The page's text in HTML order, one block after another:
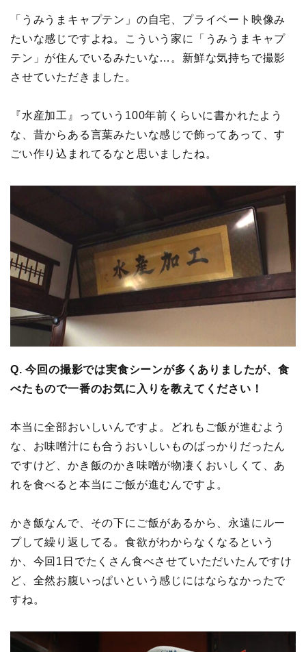
「うみうまキャプテン」の自宅、プライベート映像み
たいな感じですよね。こういう家に「うみうまキャプ
テン」が住んでいるみたいな…。新鮮な気持ちで撮影
させていただきました。
『水産加工』っていう100年前くらいに書かれたよう
な、昔からある言葉みたいな感じで飾ってあって、す
ごい作り込まれてるなと思いましたね。
Q. 今回の撮影では実食シーンが多くありましたが、食
べたもので一番のお気に入りを教えてください！
本当に全部おいしいんですよ。どれもご飯が進むよう
な、お味噌汁にも合うおいしいものばっかりだったん
ですけど、かき飯のかき味噌が物凄くおいしくて、あ
れを食べると本当にご飯が進むんですよ。
かき飯なんで、その下にご飯があるから、永遠にルー
プして繰り返してる。食欲がわからなくなるという
か、今回1日でたくさん食べさせていただいたんですけ
ど、全然お腹いっぱいという感じにはならなかったで
すね。